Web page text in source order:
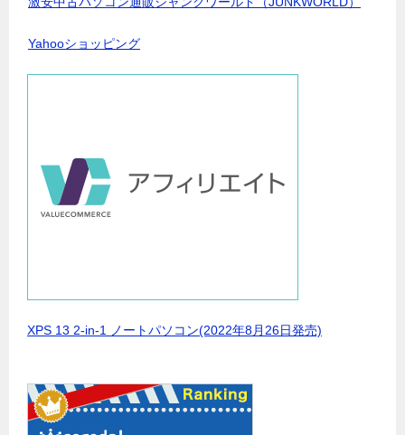
Yahooショッピング
XPS 13 2-in-1 ノートパソコン(2022年8月26日発売)